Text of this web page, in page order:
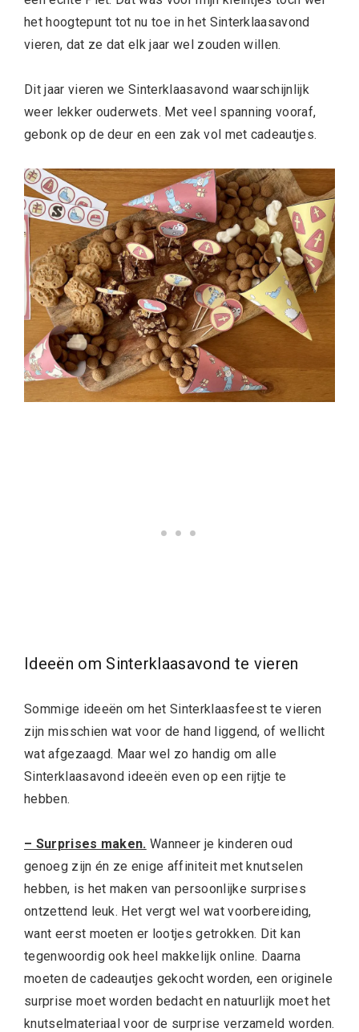
het hoogtepunt tot nu toe in het Sinterklaasavond
vieren, dat ze dat elk jaar wel zouden willen.
Dit jaar vieren we Sinterklaasavond waarschijnlijk
weer lekker ouderwets. Met veel spanning vooraf,
gebonk op de deur en een zak vol met cadeautjes.
Ideeën om Sinterklaasavond te vieren
Sommige ideeën om het Sinterklaasfeest te vieren
zijn misschien wat voor de hand liggend, of wellicht
wat afgezaagd. Maar wel zo handig om alle
Sinterklaasavond ideeën even op een rijtje te
hebben.
– Surprises maken. Wanneer je kinderen oud
genoeg zijn én ze enige affiniteit met knutselen
hebben, is het maken van persoonlijke surprises
ontzettend leuk. Het vergt wel wat voorbereiding,
want eerst moeten er lootjes getrokken. Dit kan
tegenwoordig ook heel makkelijk online. Daarna
moeten de cadeautjes gekocht worden, een originele
surprise moet worden bedacht en natuurlijk moet het
knutselmateriaal voor de surprise verzameld worden.